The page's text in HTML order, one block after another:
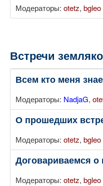
Модераторы: otetz, bgleo
Встречи
Всем кто меня
Модераторы: NadjaG,
О прошедших
Модераторы: otetz, bgleo
Договариваемся о
Модераторы: otetz, bgleo